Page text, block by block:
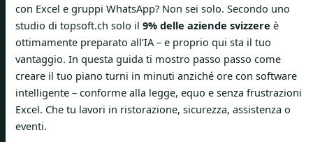
con Excel e gruppi WhatsApp? Non sei solo. Secondo uno
studio di topsoft.ch solo il 9% delle aziende svizzere è
ottimamente preparato all’IA – e proprio qui sta il tuo
vantaggio. In questa guida ti mostro passo passo come
creare il tuo piano turni in minuti anziché ore con software
intelligente – conforme alla legge, equo e senza frustrazioni
Excel. Che tu lavori in ristorazione, sicurezza, assistenza o
eventi.